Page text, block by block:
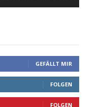
GEFÄLLT MIR
FOLGEN
FOLGEN